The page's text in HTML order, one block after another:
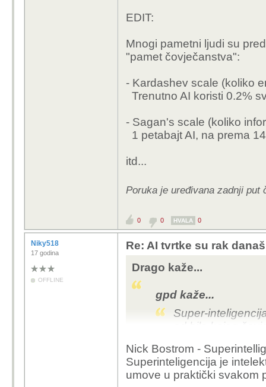
konkretan rezultat
Ne postoji benchmark
postoje za LLM-ove
postotak - šta ja
onda za svaki model
Tobožnja definicija "
definicije takvi termini
EDIT:
Mnogi pametni ljudi su
"pamet čovječanstva":
- Kardashev scale (koliko
Trenutno AI koristi 0.2%
- Sagan's scale (koliko
1 petabajt AI, na prema
itd...
Poruka je uređivana zadnji put
0 0 HVALA 0
Niky518
17 godina
OFFLINE
Re: AI tvrtke su rak
Drago kaže...
gpd kaže...
Super-
od bilo kojeg
To ti je sve filozofsko
Nick Bostrom -
Superinteligencija je
umove u praktički svakom